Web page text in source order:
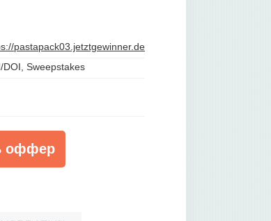
pastapack03.jetztgewinner.de
DOI, Sweepstakes
оффер